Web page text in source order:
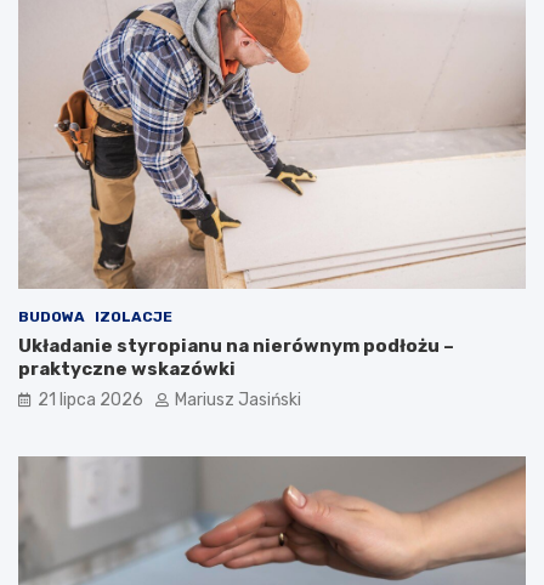
BUDOWA IZOLACJE
Układanie styropianu na nierównym podłożu –
praktyczne wskazówki
21 lipca 2026 Mariusz Jasiński